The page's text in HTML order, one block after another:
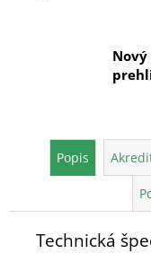
Nový
Popis
Technická